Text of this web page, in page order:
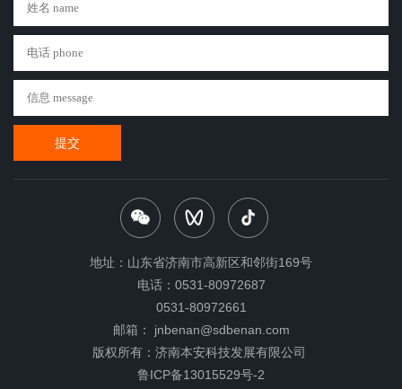
提交
地址：山东省济南市高新区和邻街169号
电话：0531-80972687
0531-80972661
邮箱： jnbenan@sdbenan.com
版权所有：济南本安科技发展有限公司
鲁ICP备13015529号-2